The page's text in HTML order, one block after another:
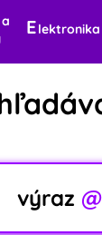
Elektronika
výraz